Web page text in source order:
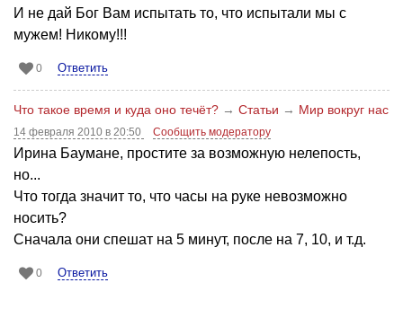
И не дай Бог Вам испытать то, что испытали мы с
мужем! Никому!!!
0 Ответить
Что такое время и куда оно течёт? → Статьи → Мир вокруг нас
14 февраля 2010 в 20:50 Сообщить модератору
Ирина Баумане, простите за возможную нелепость,
но...
Что тогда значит то, что часы на руке невозможно
носить?
Сначала они спешат на 5 минут, после на 7, 10, и т.д.
0 Ответить